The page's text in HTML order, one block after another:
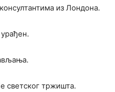
из Лондона.
светског тржишта.